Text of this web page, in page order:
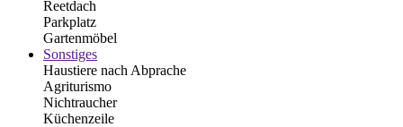
Reetdach
Parkplatz
Gartenmöbel
Sonstiges
Haustiere nach Abprache
Agriturismo
Nichtraucher
Küchenzeile